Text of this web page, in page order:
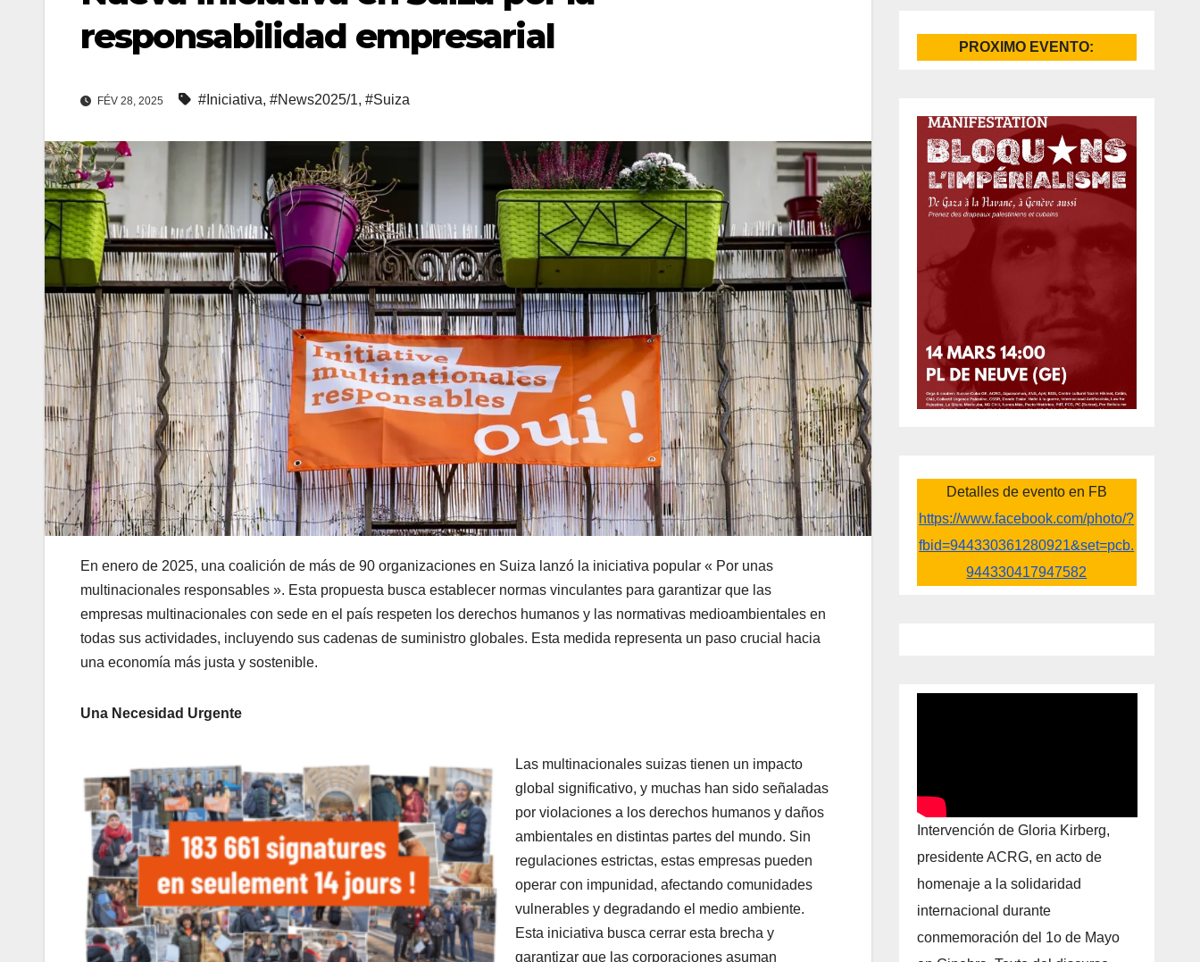
responsabilidad empresarial
FÉV 28, 2025 #Iniciativa, #News2025/1, #Suiza
En enero de 2025, una coalición de más de 90 organizaciones en Suiza lanzó la iniciativa popular « Por unas
multinacionales responsables ». Esta propuesta busca establecer normas vinculantes para garantizar que las
empresas multinacionales con sede en el país respeten los derechos humanos y las normativas medioambientales en
todas sus actividades, incluyendo sus cadenas de suministro globales. Esta medida representa un paso crucial hacia
una economía más justa y sostenible.
Una Necesidad Urgente
Las multinacionales suizas tienen un impacto
global significativo, y muchas han sido señaladas
por violaciones a los derechos humanos y daños
ambientales en distintas partes del mundo. Sin
regulaciones estrictas, estas empresas pueden
operar con impunidad, afectando comunidades
vulnerables y degradando el medio ambiente.
Esta iniciativa busca cerrar esta brecha y
garantizar que las corporaciones asuman
PROXIMO EVENTO:
Detalles de evento en FB
https://www.facebook.com/photo/?
fbid=944330361280921&set=pcb.
944330417947582
Intervención de Gloria Kirberg,
presidente ACRG, en acto de
homenaje a la solidaridad
internacional durante
conmemoración del 1o de Mayo